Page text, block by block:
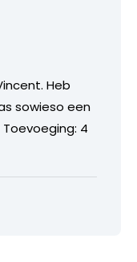
Heb
sowieso een
4